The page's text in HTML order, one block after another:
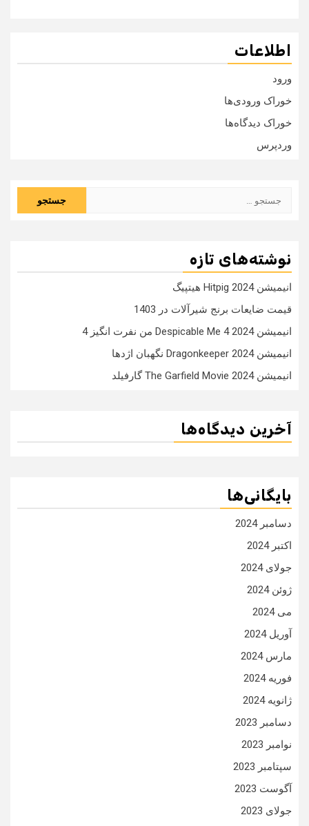
اطلاعات
ورود
خوراک ورودی‌ها
خوراک دیدگاه‌ها
وردپرس
نوشته‌های تازه
انیمیشن Hitpig 2024 هیتپیگ
قیمت ضایعات برنج شیرآلات در 1403
انیمیشن Despicable Me 4 2024 من نفرت انگیز 4
انیمیشن Dragonkeeper 2024 نگهبان اژدها
انیمیشن The Garfield Movie 2024 گارفیلد
آخرین دیدگاه‌ها
بایگانی‌ها
دسامبر 2024
اکتبر 2024
جولای 2024
ژوئن 2024
می 2024
آوریل 2024
مارس 2024
فوریه 2024
ژانویه 2024
دسامبر 2023
نوامبر 2023
سپتامبر 2023
آگوست 2023
جولای 2023